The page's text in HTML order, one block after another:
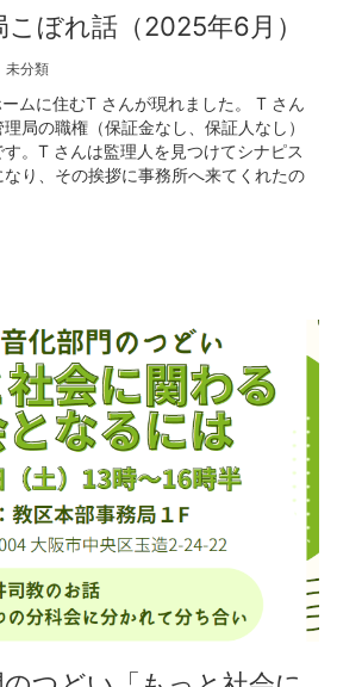
ぼれ話（2025年6月）
未分類
ムに住むT さんが現れました。 T さん
局の職権（保証金なし、保証人なし）
。T さんは監理人を見つけてシナピス
り、その挨拶に事務所へ来てくれたの